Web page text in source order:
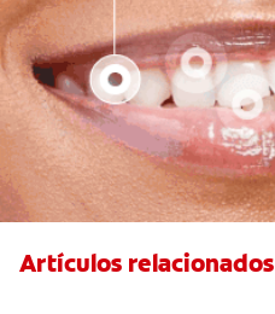
Artículos relacionados